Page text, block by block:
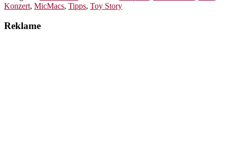
Konzert, MicMacs, Tipps, Toy Story
Reklame